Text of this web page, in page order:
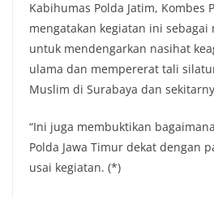
Kabihumas Polda Jatim, Kombes
mengatakan kegiatan ini
untuk mendengarkan nasihat
ulama dan mempererat tali
Muslim di Surabaya dan
“Ini juga membuktikan
Polda Jawa Timur dekat dengan
usai kegiatan. (*)